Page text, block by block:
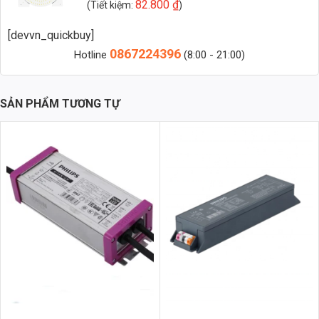
nhanh
Zalo 2 (Hỗ trợ nhanh)
Sử dụng hợp kim nhôm ADC12 chất lượng cao, đảm bảo khả năng
tản nhiệt hiệu quả, giúp chip LED hoạt động ổn định trong thời gian
dài và kéo dài tuổi thọ.
Chip LED Bridgelux Inside 3030
Sử dụng chip LED Bridgelux Inside 3030, nổi tiếng với hiệu suất phát
sáng cao, đạt trên 130lm/W, giúp tiết kiệm điện năng và giảm chi phí
(Tiết kiệm:82.800₫)
[devvn_quickbuy]
Hotline 0867224396 (8:00 - 21:00)
SẢN PHẨM TƯƠNG TỰ